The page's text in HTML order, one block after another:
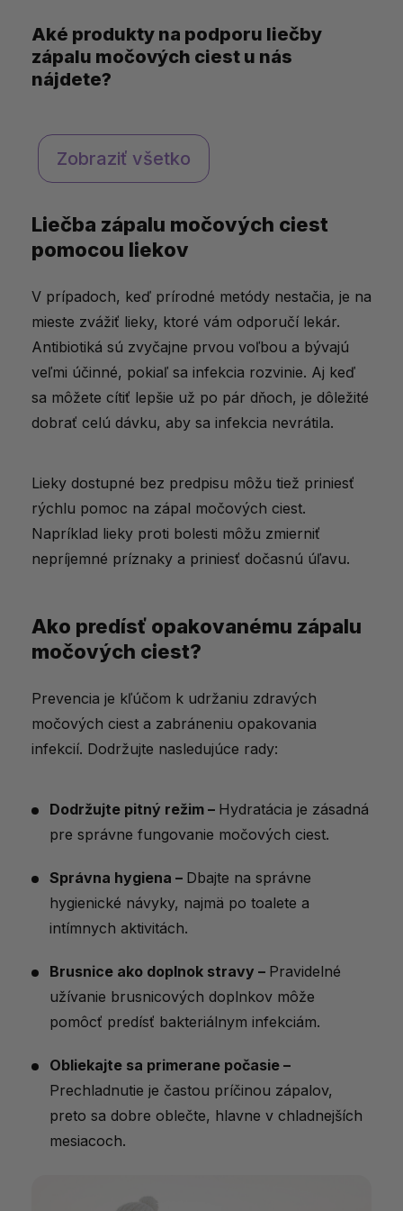
Aké produkty na podporu liečby
zápalu močových ciest u nás
nájdete?
Zobraziť všetko
Liečba zápalu močových ciest
pomocou liekov
V prípadoch, keď prírodné metódy nestačia, je na
mieste zvážiť lieky, ktoré vám odporučí lekár.
Antibiotiká sú zvyčajne prvou voľbou a bývajú
veľmi účinné, pokiaľ sa infekcia rozvinie. Aj keď
sa môžete cítiť lepšie už po pár dňoch, je dôležité
dobrať celú dávku, aby sa infekcia nevrátila.
Lieky dostupné bez predpisu môžu tiež priniesť
rýchlu pomoc na zápal močových ciest.
Napríklad lieky proti bolesti môžu zmierniť
nepríjemné príznaky a priniesť dočasnú úľavu.
Ako predísť opakovanému zápalu
močových ciest?
Prevencia je kľúčom k udržaniu zdravých
močových ciest a zabráneniu opakovania
infekcií. Dodržujte nasledujúce rady:
Dodržujte pitný režim – Hydratácia je zásadná
pre správne fungovanie močových ciest.
Správna hygiena – Dbajte na správne
hygienické návyky, najmä po toalete a
intímnych aktivitách.
Brusnice ako doplnok stravy – Pravidelné
užívanie brusnicových doplnkov môže
pomôcť predísť bakteriálnym infekciám.
Obliekajte sa primerane počasie –
Prechladnutie je častou príčinou zápalov,
preto sa dobre oblečte, hlavne v chladnejších
mesiacoch.